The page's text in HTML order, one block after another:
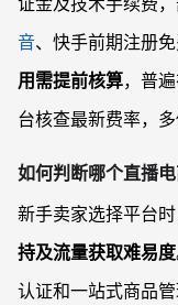
音、快手前期注册
用需提前核算，普
台核查最新费率，多
如何判断哪个直播
新手卖家选择平台
持及流量获取难易度
认证和一站式商品